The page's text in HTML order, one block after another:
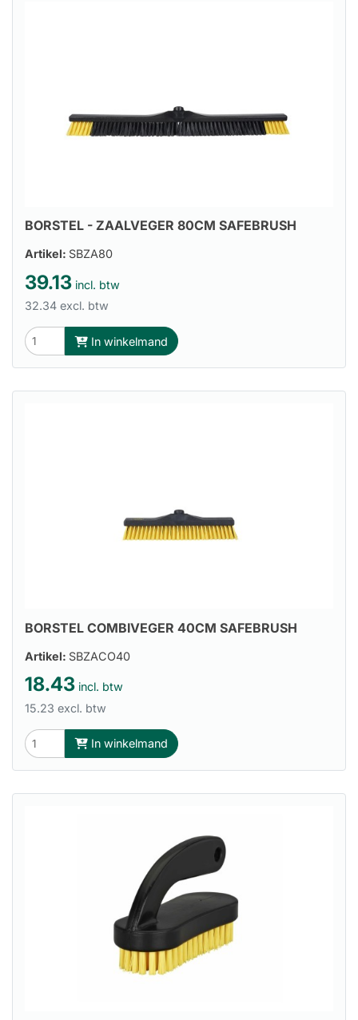
BORSTEL - ZAALVEGER 80CM SAFEBRUSH
Artikel: SBZA80
39.13 incl. btw
32.34 excl. btw
In winkelmand
BORSTEL COMBIVEGER 40CM SAFEBRUSH
Artikel: SBZACO40
18.43 incl. btw
15.23 excl. btw
In winkelmand